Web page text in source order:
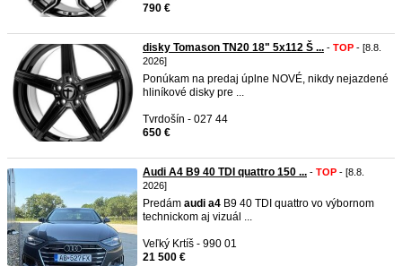
790 €
disky Tomason TN20 18" 5x112 Š ... - TOP - [8.8.
2026]
Ponúkam na predaj úplne NOVÉ, nikdy nejazdené
hliníkové disky pre ...
Tvrdošín - 027 44
650 €
Audi A4 B9 40 TDI quattro 150 ... - TOP - [8.8.
2026]
Predám audi a4 B9 40 TDI quattro vo výbornom
technickom aj vizuál ...
Veľký Krtíš - 990 01
21 500 €